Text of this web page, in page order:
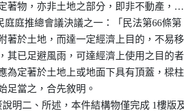
定著物，亦非土地之部分，即非不動產
民庭庭推總會議決議之一：「民法第66條
附著於土地，而達一定經濟上目的，不易
，其已足避風雨，可達經濟上使用之目
應為定著於土地上或地面下具有頂蓋，樑
足當之，合先敘明。
明二、所述，本件結構物僅完成 1樓版